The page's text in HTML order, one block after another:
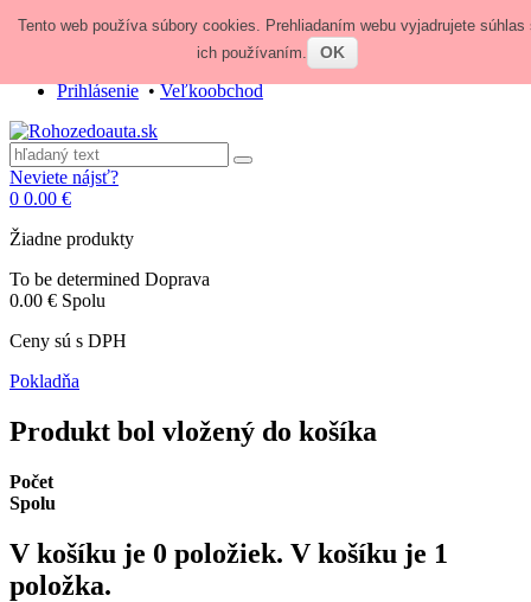
Zavolajte nám:+421 948 84 64 64
obchod@rohozedoauta.sk
Prihlásenie•Veľkoobchod
Neviete nájsť?
0 0.00 €
Žiadne produkty
To be determined Doprava
0.00 € Spolu
Ceny sú s DPH
Pokladňa
Produkt bol vložený do košíka
Počet
Spolu
V košíku je 0 položiek. V košíku je 1
položka.
Tento web používa súbory cookies. Prehliadaním webu vyjadrujete súhlas
ich používaním.
OK